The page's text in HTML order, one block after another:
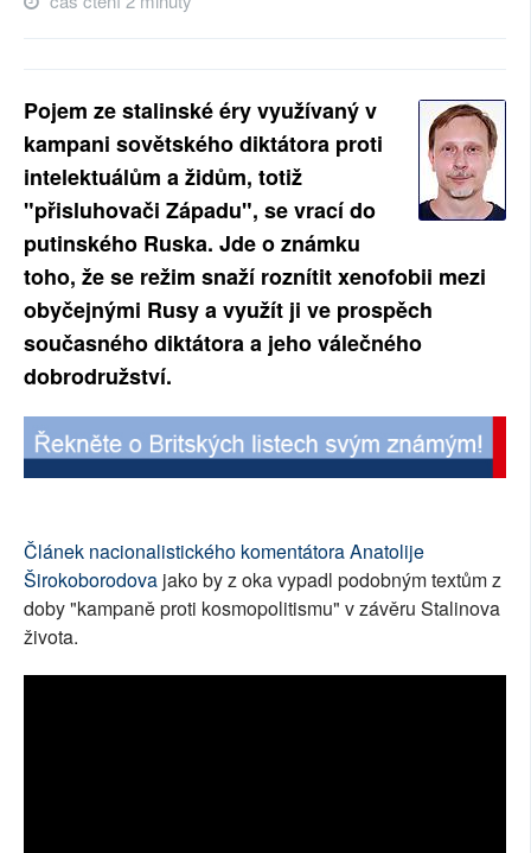
RUBRIKY
PLNÁ VERZE STRÁNEK
Pojem ze stalinské éry využívaný v
kampani sovětského diktátora proti
intelektuálům a židům, totiž
"přisluhovači Západu", se vrací do
putinského Ruska. Jde o známku
toho, že se režim snaží roznítit xenofobii mezi
obyčejnými Rusy a využít ji ve prospěch
současného diktátora a jeho válečného
dobrodružství.
Článek nacionalistického komentátora Anatolije
Širokoborodova jako by z oka vypadl podobným textům z
doby "kampaně proti kosmopolitismu" v závěru Stalinova
života.